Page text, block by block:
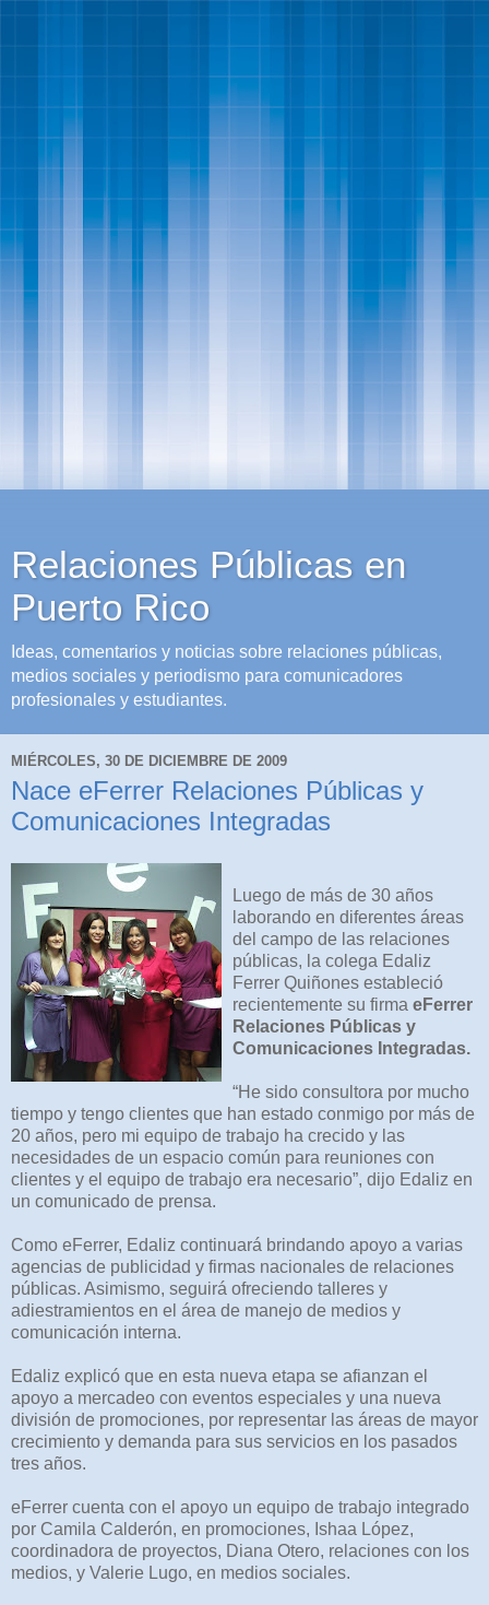
Relaciones Públicas en
Puerto Rico
Ideas, comentarios y noticias sobre relaciones públicas,
medios sociales y periodismo para comunicadores
profesionales y estudiantes.
MIÉRCOLES, 30 DE DICIEMBRE DE 2009
Nace eFerrer Relaciones Públicas y
Comunicaciones Integradas
Luego de más de 30 años
laborando en diferentes áreas
del campo de las relaciones
públicas, la colega Edaliz
Ferrer Quiñones estableció
recientemente su firma eFerrer
Relaciones Públicas y
Comunicaciones Integradas.
“He sido consultora por mucho
tiempo y tengo clientes que han estado conmigo por más de
20 años, pero mi equipo de trabajo ha crecido y las
necesidades de un espacio común para reuniones con
clientes y el equipo de trabajo era necesario”, dijo Edaliz en
un comunicado de prensa.
Como eFerrer, Edaliz continuará brindando apoyo a varias
agencias de publicidad y firmas nacionales de relaciones
públicas. Asimismo, seguirá ofreciendo talleres y
adiestramientos en el área de manejo de medios y
comunicación interna.
Edaliz explicó que en esta nueva etapa se afianzan el
apoyo a mercadeo con eventos especiales y una nueva
división de promociones, por representar las áreas de mayor
crecimiento y demanda para sus servicios en los pasados
tres años.
eFerrer cuenta con el apoyo un equipo de trabajo integrado
por Camila Calderón, en promociones, Ishaa López,
coordinadora de proyectos, Diana Otero, relaciones con los
medios, y Valerie Lugo, en medios sociales.